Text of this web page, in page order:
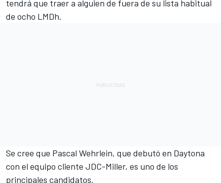
tendrá que traer a alguien de fuera de su lista habitual
de ocho LMDh.
Se cree que Pascal Wehrlein, que debutó en Daytona
con el equipo cliente JDC-Miller, es uno de los
principales candidatos.